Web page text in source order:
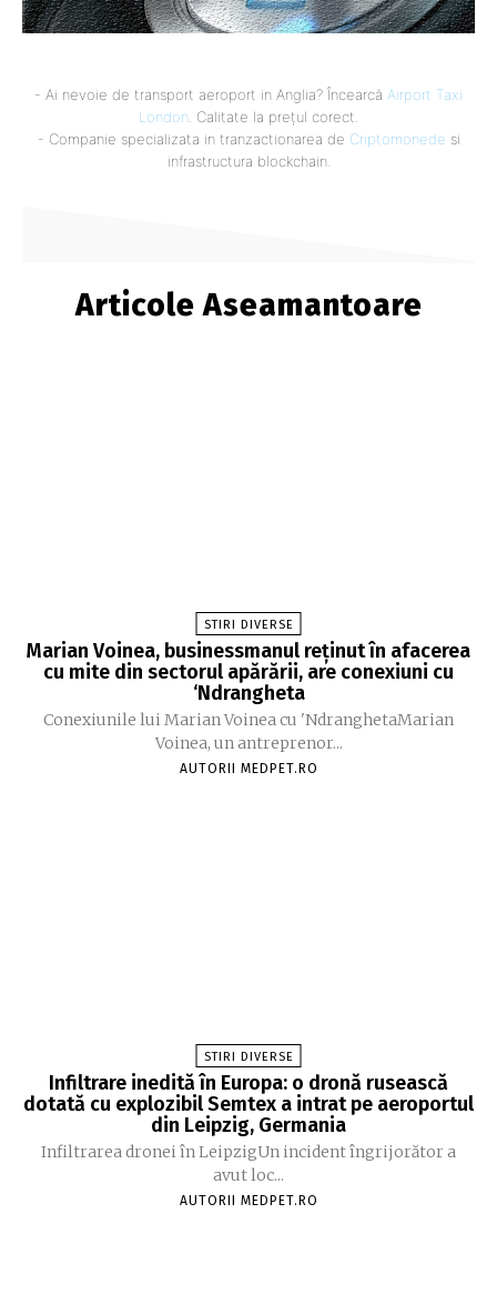
- Ai nevoie de transport aeroport in Anglia? Încearcă Airport Taxi
London. Calitate la prețul corect.
- Companie specializata in tranzactionarea de Criptomonede si
infrastructura blockchain.
Articole Aseamantoare
STIRI DIVERSE
Marian Voinea, businessmanul reținut în afacerea
cu mite din sectorul apărării, are conexiuni cu
‘Ndrangheta
Conexiunile lui Marian Voinea cu 'NdranghetaMarian
Voinea, un antreprenor...
AUTORII MEDPET.RO
STIRI DIVERSE
Infiltrare inedită în Europa: o dronă rusească
dotată cu explozibil Semtex a intrat pe aeroportul
din Leipzig, Germania
Infiltrarea dronei în LeipzigUn incident îngrijorător a
avut loc...
AUTORII MEDPET.RO